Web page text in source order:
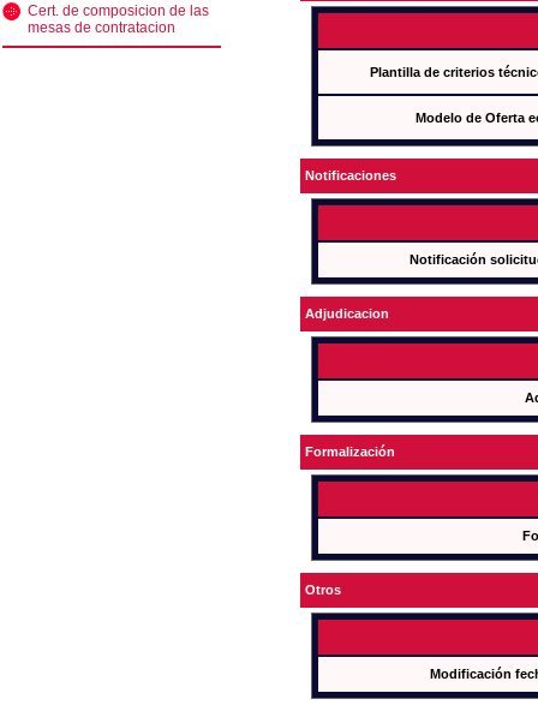
Cert. de composicion de las
mesas de contratacion
Plantilla de criterios
Modelo de Oferta
Notificaciones
Notificación
Adjudicacion
Formalización
Otros
Modificación